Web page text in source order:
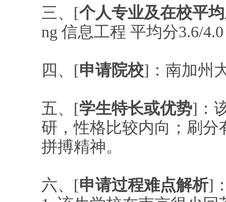
三、[个人专业及在校平
ng 信息工程 平均分
四、[申请院校]：南加州
五、[学生特长或优势]：
研，性格比较内向；刷
拼搏精神。
六、[申请过程难点解析]